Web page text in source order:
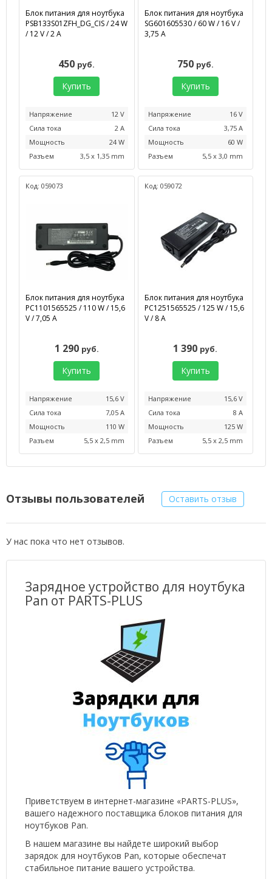
Блок питания для ноутбука
PSB133S01ZFH_DG_CIS / 24 W
/ 12 V / 2 А
450 руб.
Купить
Напряжение
12 V
Сила тока
2 А
Мощность
24 W
Разъем
3,5 x 1,35 mm
Блок питания для ноутбука
SG601605530 / 60 W / 16 V /
3,75 А
750 руб.
Купить
Напряжение
16 V
Сила тока
3,75 А
Мощность
60 W
Разъем
5,5 x 3,0 mm
Код: 059073
Блок питания для ноутбука
PC1101565525 / 110 W / 15,6
V / 7,05 А
1 290 руб.
Купить
Напряжение
15,6 V
Сила тока
7,05 А
Мощность
110 W
Разъем
5,5 x 2,5 mm
Код: 059072
Блок питания для ноутбука
PC1251565525 / 125 W / 15,6
V / 8 А
1 390 руб.
Купить
Напряжение
15,6 V
Сила тока
8 А
Мощность
125 W
Разъем
5,5 x 2,5 mm
Отзывы пользователей Оставить отзыв
У нас пока что нет отзывов.
Зарядное устройство для ноутбука
Pan от PARTS-PLUS
Приветствуем в интернет-магазине «PARTS-PLUS»,
вашего надежного поставщика блоков питания для
ноутбуков Pan.
В нашем магазине вы найдете широкий выбор
зарядок для ноутбуков Pan, которые обеспечат
стабильное питание вашего устройства.